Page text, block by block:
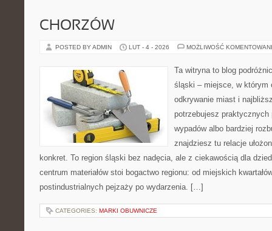
CHORZÓW
POSTED BY ADMIN LUT - 4 - 2026 MOŻLIWOŚĆ
Ta witryna to blog
śląski – miejsce, w którym
odkrywanie miast i
potrzebujesz praktycznych
wypadów albo bardziej
znajdziesz tu relacje
konkret. To region śląski bez nadęcia, ale z ciekawością dla
centrum materiałów stoi bogactwo regionu: od miejskich
postindustrialnych pejzaży po wydarzenia. […]
CATEGORIES: MARKI OBUWNICZE